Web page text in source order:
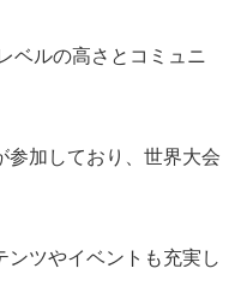
ベルの高さとコミュニ
参加しており、世界大会
ツやイベントも充実し